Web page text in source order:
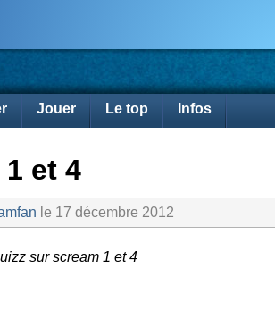
Jouer Le top Infos
et 4
le 17 décembre 2012
sur scream 1 et 4